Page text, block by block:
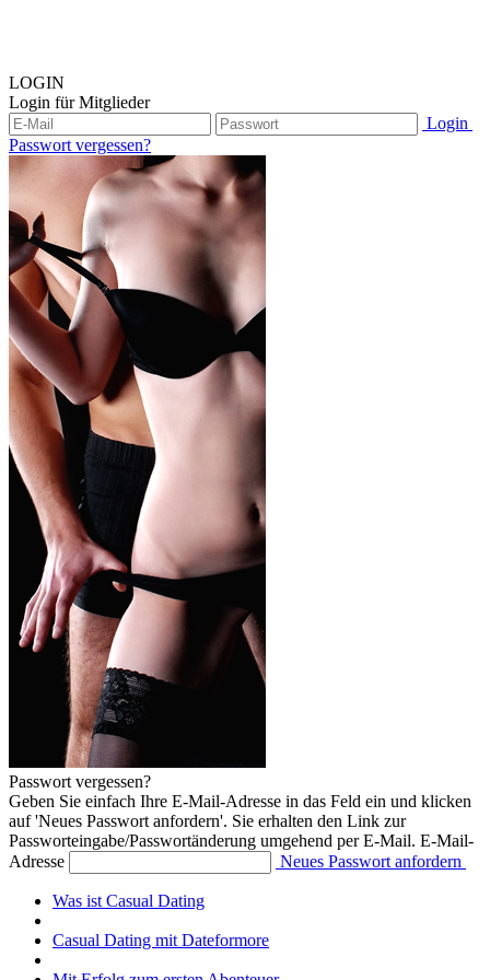
LOGIN
Login für Mitglieder
Login
Passwort vergessen?
Passwort vergessen?
Geben Sie einfach Ihre E-Mail-Adresse in das Feld ein und klicken
auf 'Neues Passwort anfordern'. Sie erhalten den Link zur
Passworteingabe/Passwortänderung umgehend per E-Mail. E-Mail-
Adresse
Neues Passwort anfordern
Was ist Casual Dating
Casual Dating mit Dateformore